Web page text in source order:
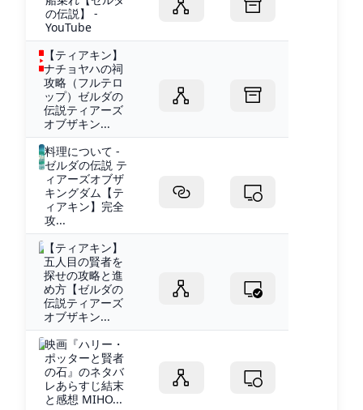
の伝説】 -
YouTube
【ティアキン】
ナチョヤハの祠
攻略（フルテロ
ップ）ゼルダの
伝説ティアーズ
オブザキン...
料理について -
ゼルダの伝説 テ
ィアーズオブザ
キングダム【テ
ィアキン】完全
攻...
【ティアキン】
五人目の賢者を
探せの攻略と進
め方【ゼルダの
伝説ティアーズ
オブザキン...
映画『ハリー・
ポッターと賢者
の石』のネタバ
レあらすじ結末
と感想 MIHO...